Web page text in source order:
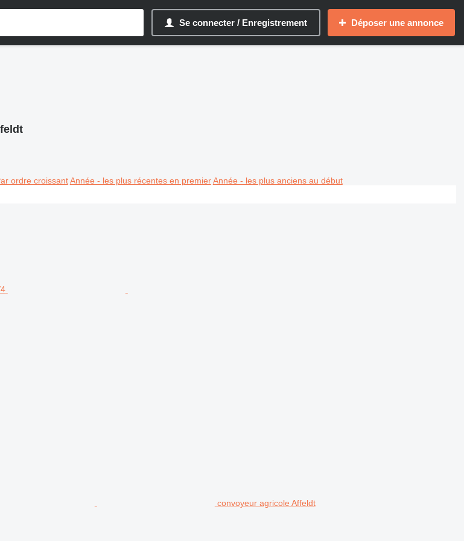
Se connecter / Enregistrement Déposer une annonce
ordre croissant Année - les plus récentes en premier Année - les plus anciens au début
convoyeur agricole Affeldt